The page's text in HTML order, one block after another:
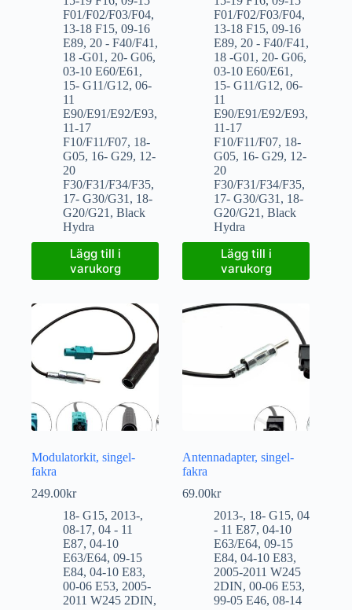
F01/F02/F03/F04,
13-18 F15, 09-16
E89, 20 - F40/F41 ,
18 -G01 , 20- G06,
03-10 E60/E61 ,
15- G11/G12, 06-
11
E90/E91/E92/E93,
11-17
F10/F11/F07, 18-
G05, 16- G29, 12-
20
F30/F31/F34/F35,
17- G30/G31 , 18-
G20/G21 , Black
Hydra
Lägg till i
varukorg
F01/F02/F03/F04,
13-18 F15,09-16
E89, 20 - F40/F41 ,
18 -G01 , 20- G06,
03-10 E60/E61 ,
15- G11/G12,06-
11
E90/E91/E92/E93,
11-17
F10/F11/F07, 18-
G05, 16- G29, 12-
20
F30/F31/F34/F35,
17- G30/G31 , 18-
G20/G21 ,Black
Hydra
Lägg till i
varukorg
Modulatorkit, singel-
fakra
249.00kr
18- G15, 2013-,
08-17, 04 - 11
E87, 04-10
E63/E64, 09-15
E84, 04-10 E83,
00-06 E53, 2005-
2011 W245 2DIN,
Antennadapter, singel-
fakra
69.00kr
2013-, 18- G15,04
- 11 E87,04-10
E63/E64,09-15
E84,04-10 E83,
2005-2011 W245
2DIN,00-06 E53,
99-05 E46,08-14